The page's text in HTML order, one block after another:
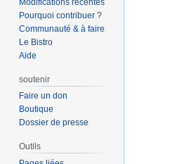
Pourquoi contribuer ?
Communauté & à faire
Le Bistro
Aide
soutenir
Faire un don
Boutique
Dossier de presse
Outils